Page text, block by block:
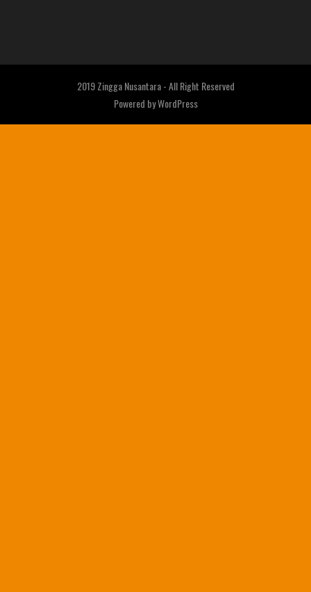
2019 Zingga Nusantara - All Right Reserved
Powered byWordPress